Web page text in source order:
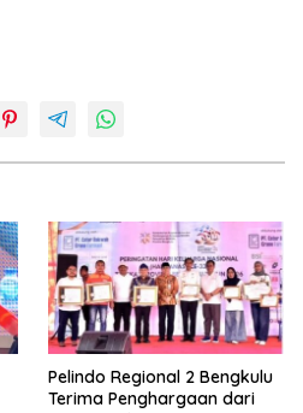
Pelindo Regional 2 Bengkulu
Terima Penghargaan dari